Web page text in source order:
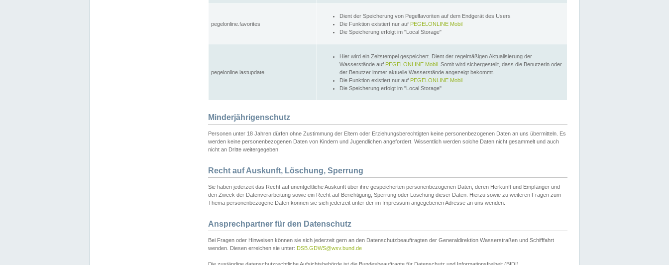
pegelonline.favorites
Dient der Speicherung von Pegelfavoriten auf dem Endgerät des Users
Die Funktion existiert nur auf PEGELONLINE Mobil
Die Speicherung erfolgt im "Local Storage"
pegelonline.lastupdate
Hier wird ein Zeitstempel gespeichert. Dient der regelmäßigen Aktualisierung der
Wasserstände auf PEGELONLINE Mobil . Somit wird sichergestellt, dass die Benutzerin oder
der Benutzer immer aktuelle Wasserstände angezeigt bekommt.
Die Funktion existiert nur auf PEGELONLINE Mobil
Die Speicherung erfolgt im "Local Storage"
Minderjährigenschutz
Personen unter 18 Jahren dürfen ohne Zustimmung der Eltern oder Erziehungsberechtigten keine personenbezogenen Daten an uns übermitteln. Es
werden keine personenbezogenen Daten von Kindern und Jugendlichen angefordert. Wissentlich werden solche Daten nicht gesammelt und auch
nicht an Dritte weitergegeben.
Recht auf Auskunft, Löschung, Sperrung
Sie haben jederzeit das Recht auf unentgeltliche Auskunft über ihre gespeicherten personenbezogenen Daten, deren Herkunft und Empfänger und
den Zweck der Datenverarbeitung sowie ein Recht auf Berichtigung, Sperrung oder Löschung dieser Daten. Hierzu sowie zu weiteren Fragen zum
Thema personenbezogene Daten können sie sich jederzeit unter der im Impressum angegebenen Adresse an uns wenden.
Ansprechpartner für den Datenschutz
Bei Fragen oder Hinweisen können sie sich jederzeit gern an den Datenschutzbeauftragten der Generaldirektion Wasserstraßen und Schifffahrt
wenden. Diesen erreichen sie unter: DSB.GDWS@wsv.bund.de